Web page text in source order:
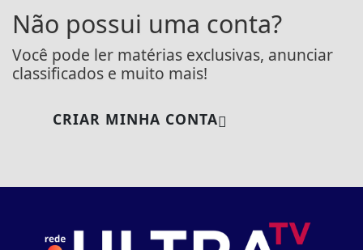
Não possui uma conta?
Você pode ler matérias exclusivas, anunciar
classificados e muito mais!
CRIAR MINHA CONTA